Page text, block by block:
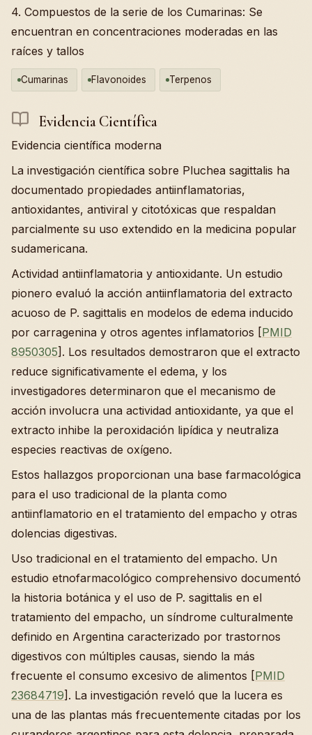
4. Compuestos de la serie de los Cumarinas: Se
encuentran en concentraciones moderadas en las
raíces y tallos
Cumarinas Flavonoides Terpenos
Evidencia Científica
Evidencia científica moderna
La investigación científica sobre Pluchea sagittalis ha
documentado propiedades antiinflamatorias,
antioxidantes, antiviral y citotóxicas que respaldan
parcialmente su uso extendido en la medicina popular
sudamericana.
Actividad antiinflamatoria y antioxidante. Un estudio
pionero evaluó la acción antiinflamatoria del extracto
acuoso de P. sagittalis en modelos de edema inducido
por carragenina y otros agentes inflamatorios [PMID
8950305]. Los resultados demostraron que el extracto
reduce significativamente el edema, y los
investigadores determinaron que el mecanismo de
acción involucra una actividad antioxidante, ya que el
extracto inhibe la peroxidación lipídica y neutraliza
especies reactivas de oxígeno.
Estos hallazgos proporcionan una base farmacológica
para el uso tradicional de la planta como
antiinflamatorio en el tratamiento del empacho y otras
dolencias digestivas.
Uso tradicional en el tratamiento del empacho. Un
estudio etnofarmacológico comprehensivo documentó
la historia botánica y el uso de P. sagittalis en el
tratamiento del empacho, un síndrome culturalmente
definido en Argentina caracterizado por trastornos
digestivos con múltiples causas, siendo la más
frecuente el consumo excesivo de alimentos [PMID
23684719]. La investigación reveló que la lucera es
una de las plantas más frecuentemente citadas por los